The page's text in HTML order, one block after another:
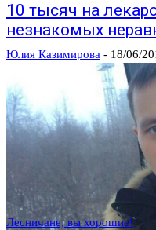
10 тысяч на
незнакомых
Юлия Казимирова - 18/06/
Лесничане, вы хорошие!